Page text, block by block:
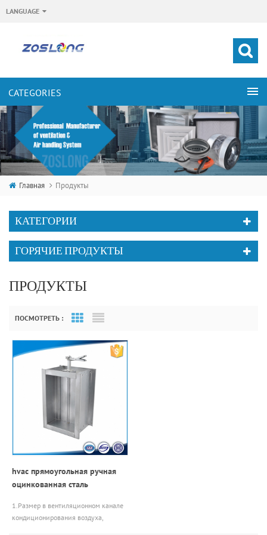
LANGUAGE
Главная Продукты
КАТЕГОРИИ
ГОРЯЧИЕ ПРОДУКТЫ
ПРОДУКТЫ
ПОСМОТРЕТЬ : Grid View
hvac прямоугольная ручная
оцинкованная сталь
воздуховода между каналами
1.Размер в вентиляционном канале
кондиционирования воздуха,